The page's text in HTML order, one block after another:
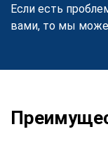
Если есть
вами, то мы